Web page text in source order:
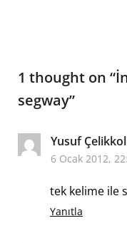
1 thought on “
segway”
Yusuf Çelikkol
6 Ocak 2012,
tek kelime ile
Yanıtla